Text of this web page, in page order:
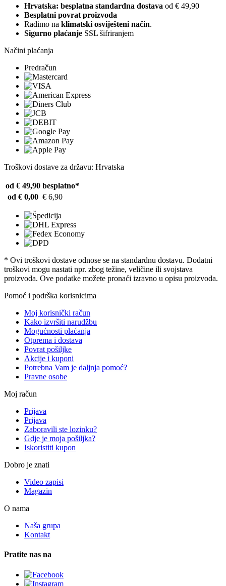
Hrvatska: besplatna standardna dostava od € 49,90
Besplatni povrat proizvoda
Radimo na klimatski osviješteni način.
Sigurno plaćanje SSL šifriranjem
Načini plaćanja
Predračun
Troškovi dostave za državu: Hrvatska
od € 49,90 besplatno*
od € 0,00 € 6,90
* Ovi troškovi dostave odnose se na standardnu ​​dostavu. Dodatni
troškovi mogu nastati npr. zbog težine, veličine ili svojstava
proizvoda. Ove podatke možete pronaći izravno u opisu proizvoda.
Pomoć i podrška korisnicima
Moj korisnički račun
Kako izvršiti narudžbu
Mogućnosti plaćanja
Otprema i dostava
Povrat pošiljke
Akcije i kuponi
Potrebna Vam je daljnja pomoć?
Pravne osobe
Moj račun
Prijava
Prijava
Zaboravili ste lozinku?
Gdje je moja pošiljka?
Iskoristiti kupon
Dobro je znati
Video zapisi
Magazin
O nama
Naša grupa
Kontakt
Pratite nas na